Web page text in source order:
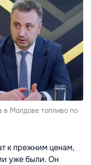
в Молдове топливо по
к прежним ценам,
уже были. Он